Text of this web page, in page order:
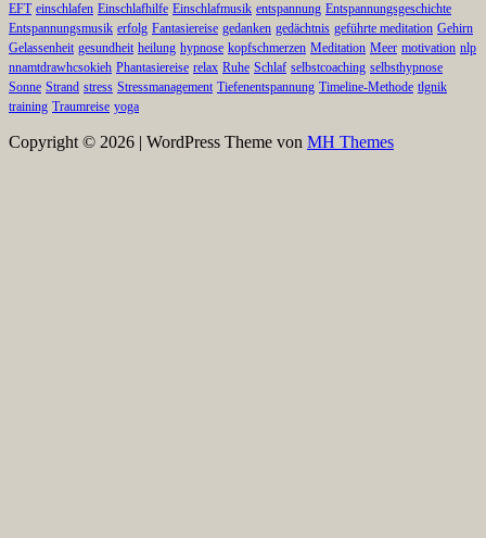
EFT einschlafen Einschlafhilfe Einschlafmusik entspannung Entspannungsgeschichte
Entspannungsmusik erfolg Fantasiereise gedanken gedächtnis geführte meditation Gehirn
Gelassenheit gesundheit heilung hypnose kopfschmerzen Meditation Meer motivation nlp
nnamtdrawhcsokieh Phantasiereise relax Ruhe Schlaf selbstcoaching selbsthypnose
Sonne Strand stress Stressmanagement Tiefenentspannung Timeline-Methode tlgnik
training Traumreise yoga
Copyright © 2026 | WordPress Theme von MH Themes